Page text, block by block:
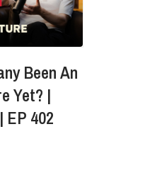
Been An
Yet? |
EP 402